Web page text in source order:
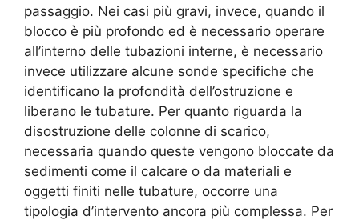
passaggio. Nei casi più gravi, invece, quando il
blocco è più profondo ed è necessario operare
all’interno delle tubazioni interne, è necessario
invece utilizzare alcune sonde specifiche che
identificano la profondità dell’ostruzione e
liberano le tubature. Per quanto riguarda la
disostruzione delle colonne di scarico,
necessaria quando queste vengono bloccate da
sedimenti come il calcare o da materiali e
oggetti finiti nelle tubature, occorre una
tipologia d’intervento ancora più complessa. Per